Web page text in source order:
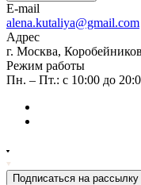
E-mail
alena.kutaliya@gmail.com
Адрес
г. Москва,
Режим работы
Пн. – Пт.: с 10:00 до
Подписаться на рассылку